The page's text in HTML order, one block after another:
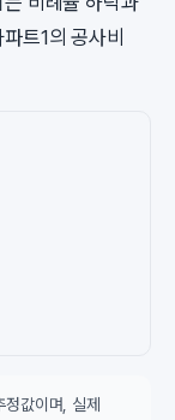
트1의 공사비
값이며, 실제